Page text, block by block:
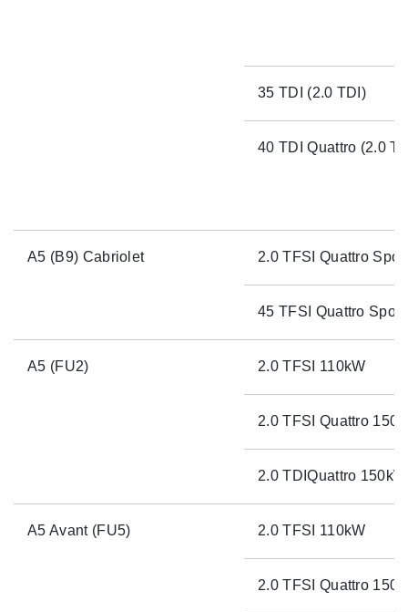
35 TDI (2.0 TDI)
40 TDI Quattro (2.0
A5 (B9) Cabriolet 2.0 TFSI Quattro
45 TFSI Quattro Sport
A5 (FU2) 2.0 TFSI 110kW
2.0 TFSI Quattro
2.0 TDIQuattro 150kW
A5 Avant (FU5) 2.0 TFSI 110kW
2.0 TFSI Quattro